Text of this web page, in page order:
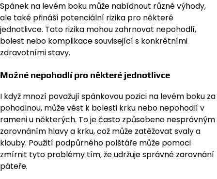
Spánek na levém boku může nabídnout různé výhody,
ale také přináší potenciální rizika pro některé
jednotlivce. Tato rizika mohou zahrnovat nepohodlí,
bolest nebo komplikace související s konkrétními
zdravotními stavy.
Možné nepohodlí pro některé jednotlivce
I když mnozí považují spánkovou pozici na levém boku za
pohodlnou, může vést k bolesti krku nebo nepohodlí v
rameni u některých. To je často způsobeno nesprávným
zarovnáním hlavy a krku, což může zatěžovat svaly a
klouby. Použití podpůrného polštáře může pomoci
zmírnit tyto problémy tím, že udržuje správné zarovnání
páteře.